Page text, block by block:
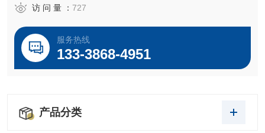
访 问 量 ： 727
服务热线
133-3868-4951
产品分类